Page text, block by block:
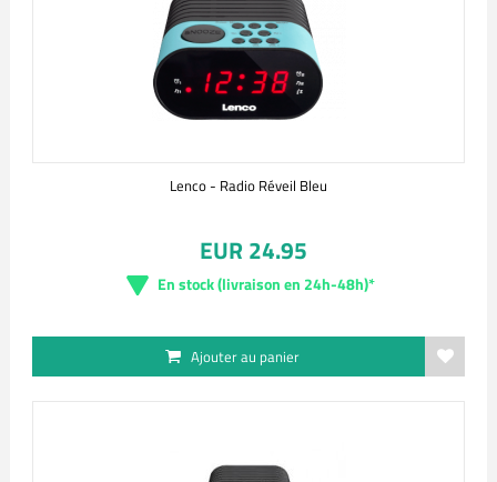
Lenco - Radio Réveil Bleu
EUR 24.95
En stock (livraison en 24h-48h)*
Ajouter au panier